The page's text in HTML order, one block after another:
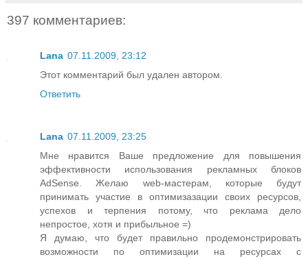
397 комментариев:
Lana 07.11.2009, 23:12
Этот комментарий был удален автором.
Ответить
Lana 07.11.2009, 23:25
Мне нравится Ваше предложение для повышения
эффективности использования рекламных блоков
AdSense. Желаю web-мастерам, которые будут
принимать участие в оптимизазации своих ресурсов,
успехов и терпения потому, что реклама дело
непростое, хотя и прибыльное =)
Я думаю, что будет правильно продемонстрировать
возможности по оптимизации на ресурсах с